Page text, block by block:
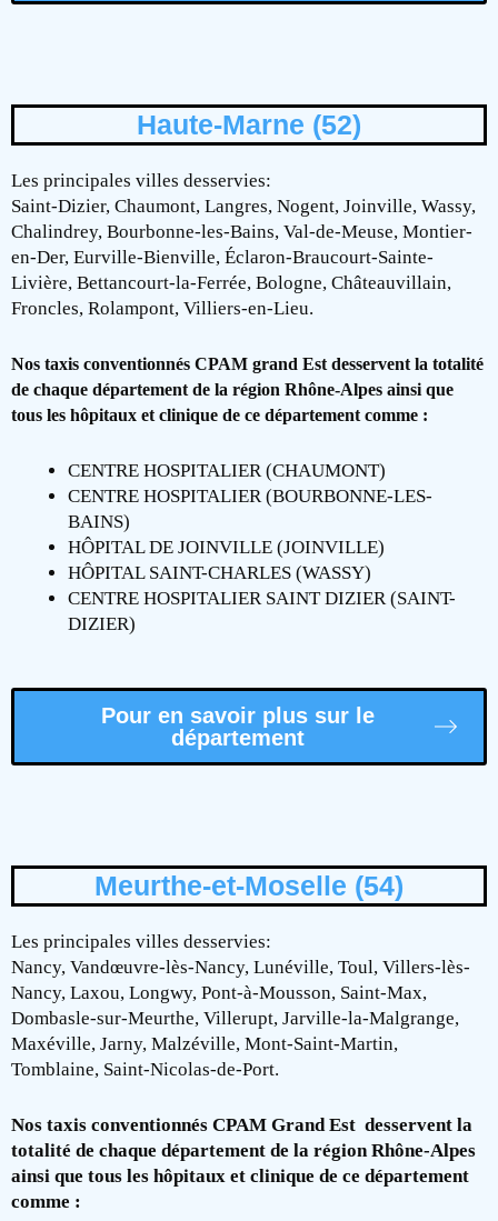
Haute-Marne (52)
Les principales villes desservies:
Saint-Dizier, Chaumont, Langres, Nogent, Joinville, Wassy,
Chalindrey, Bourbonne-les-Bains, Val-de-Meuse, Montier-
en-Der, Eurville-Bienville, Éclaron-Braucourt-Sainte-
Livière, Bettancourt-la-Ferrée, Bologne, Châteauvillain,
Froncles, Rolampont, Villiers-en-Lieu.
Nos taxis conventionnés CPAM grand Est desservent la totalité
de chaque département de la région Rhône-Alpes ainsi que
tous les hôpitaux et clinique de ce département comme :
CENTRE HOSPITALIER (CHAUMONT)
CENTRE HOSPITALIER (BOURBONNE-LES-
BAINS)
HÔPITAL DE JOINVILLE (JOINVILLE)
HÔPITAL SAINT-CHARLES (WASSY)
CENTRE HOSPITALIER SAINT DIZIER (SAINT-
DIZIER)
Pour en savoir plus sur le
département
Meurthe-et-Moselle (54)
Les principales villes desservies:
Nancy, Vandœuvre-lès-Nancy, Lunéville, Toul, Villers-lès-
Nancy, Laxou, Longwy, Pont-à-Mousson, Saint-Max,
Dombasle-sur-Meurthe, Villerupt, Jarville-la-Malgrange,
Maxéville, Jarny, Malzéville, Mont-Saint-Martin,
Tomblaine, Saint-Nicolas-de-Port.
Nos taxis conventionnés CPAM Grand Est desservent la
totalité de chaque département de la région Rhône-Alpes
ainsi que tous les hôpitaux et clinique de ce département
comme :